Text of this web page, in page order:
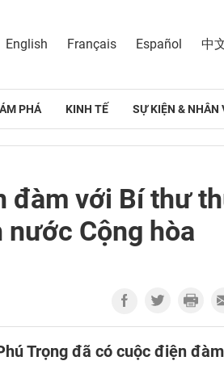
English Français Español 中
PHÁ KINH TẾ SỰ KIỆN & NHÂN
đàm với Bí thư
nước Cộng hòa
Trọng đã có cuộc điện đàm